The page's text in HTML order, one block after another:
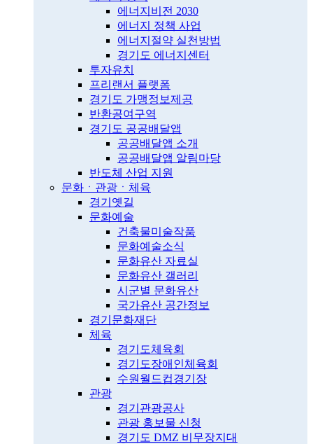
에너지비전 2030
에너지 정책 사업
에너지절약 실천방법
경기도 에너지센터
투자유치
프리랜서 플랫폼
경기도 가맹정보제공
반환공여구역
경기도 공공배달앱
공공배달앱 소개
공공배달앱 알림마당
반도체 산업 지원
문화ㆍ관광ㆍ체육
경기옛길
문화예술
건축물미술작품
문화예술소식
문화유산 자료실
문화유산 갤러리
시군별 문화유산
국가유산 공간정보
경기문화재단
체육
경기도체육회
경기도장애인체육회
수원월드컵경기장
관광
경기관광공사
관광 홍보물 신청
경기도 DMZ 비무장지대